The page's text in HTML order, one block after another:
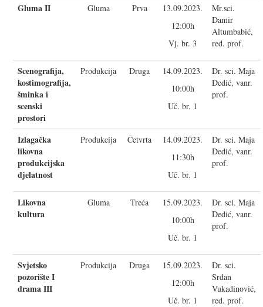
Gluma II Gluma Prva
13.09.2023.
12:00h
Vj. br. 3
Mr.sci.
Damir
Altumbabić,
red. prof.
Scenografija,
kostimografija,
šminka i
scenski
prostori
Produkcija Druga
14.09.2023.
10:00h
Uč. br. 1
Dr. sci. Maja
Dedić, vanr.
prof.
Izlagačka
likovna
produkcijska
djelatnost
Produkcija Četvrta
14.09.2023.
11:30h
Uč. br. 1
Dr. sci. Maja
Dedić, vanr.
prof.
Likovna
kultura
Gluma Treća
15.09.2023.
10:00h
Uč. br. 1
Dr. sci. Maja
Dedić, vanr.
prof.
Svjetsko
pozorište I
drama III
Produkcija Druga
15.09.2023.
12:00h
Uč. br. 1
Dr. sci.
Srđan
Vukadinović,
red. prof.